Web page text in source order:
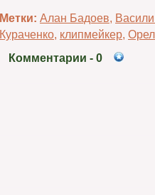
Метки: Алан Бадоев,
Кураченко, клипмейкер,
Комментарии - 0